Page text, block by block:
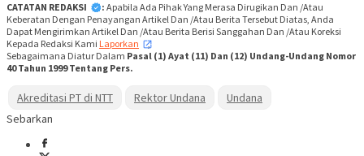
CATATAN REDAKSI : Apabila Ada Pihak Yang Merasa Dirugikan Dan /Atau
Keberatan Dengan Penayangan Artikel Dan /Atau Berita Tersebut Diatas, Anda
Dapat Mengirimkan Artikel Dan /Atau Berita Berisi Sanggahan Dan /Atau Koreksi
Kepada Redaksi Kami Laporkan
,
Sebagaimana Diatur Dalam Pasal (1) Ayat (11) Dan (12) Undang-Undang Nomor
40 Tahun 1999 Tentang Pers.
Akreditasi PT di NTT Rektor Undana
Undana
Sebarkan